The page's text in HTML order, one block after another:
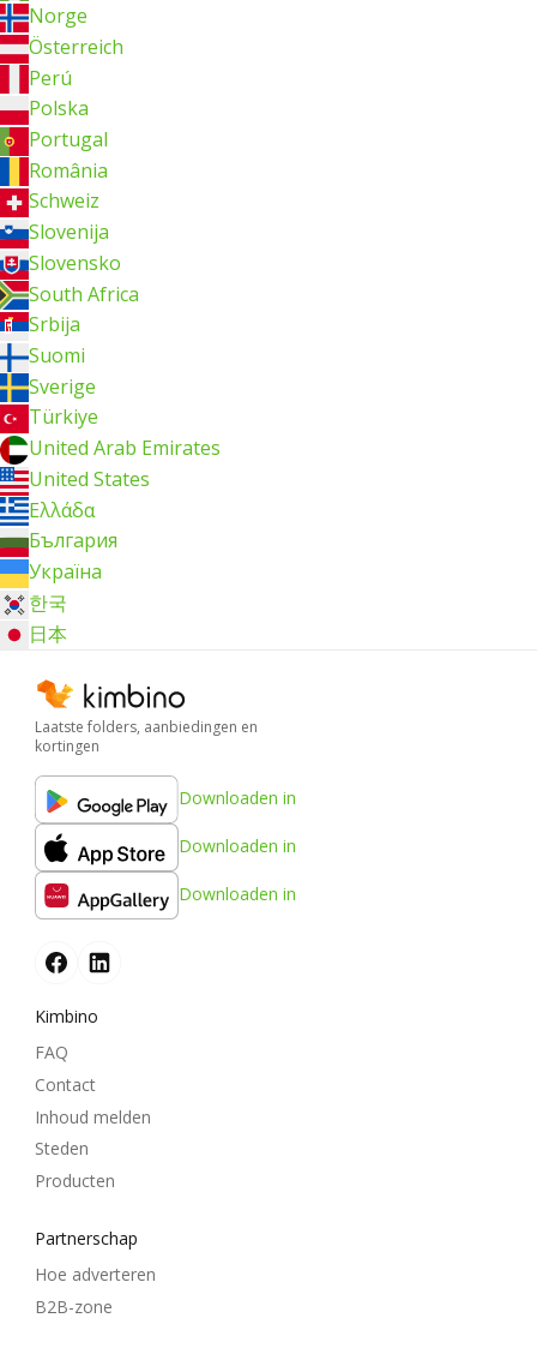
Norge
Österreich
Perú
Polska
Portugal
România
Schweiz
Slovenija
Slovensko
South Africa
Srbija
Suomi
Sverige
Türkiye
United Arab Emirates
United States
Ελλάδα
България
Україна
한국
日本
Laatste folders, aanbiedingen en
kortingen
Downloaden in
Downloaden in
Downloaden in
Kimbino
FAQ
Contact
Inhoud melden
Steden
Producten
Partnerschap
Hoe adverteren
B2B-zone